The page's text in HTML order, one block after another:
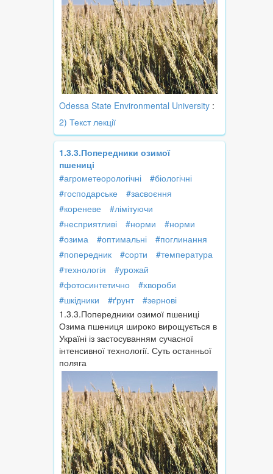
Odessa State Environmental University :
2) Текст лекції
1.3.3.Попередники озимої
пшениці
#агрометеорологічні
#біологічні
#господарське
#засвоєння
#кореневе
#лімітуючи
#несприятливі
#норми
#норми
#озима
#оптимальні
#поглинання
#попередник
#сорти
#температура
#технологія
#урожай
#фотосинтетично
#хвороби
#шкідники
#ґрунт
#зернові
1.3.3.Попередники озимої пшениці
Озима пшениця широко вирощуєть­ся в
Україні із застосуванням сучасної
інтенсивної технології. Суть останньої
поляга